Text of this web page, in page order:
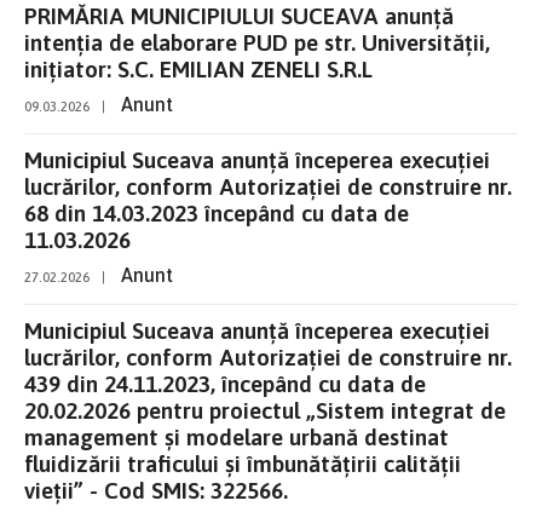
PRIMĂRIA MUNICIPIULUI SUCEAVA anunţă
intenţia de elaborare PUD pe str. Universității,
inițiator: S.C. EMILIAN ZENELI S.R.L
09.03.2026 Anunt
Municipiul Suceava anunță începerea execuției
lucrărilor, conform Autorizației de construire nr.
68 din 14.03.2023 începând cu data de
11.03.2026
27.02.2026 Anunt
Municipiul Suceava anunță începerea execuției
lucrărilor, conform Autorizației de construire nr.
439 din 24.11.2023, începând cu data de
20.02.2026 pentru proiectul „Sistem integrat de
management și modelare urbană destinat
fluidizării traficului și îmbunătățirii calității
vieții” - Cod SMIS: 322566.